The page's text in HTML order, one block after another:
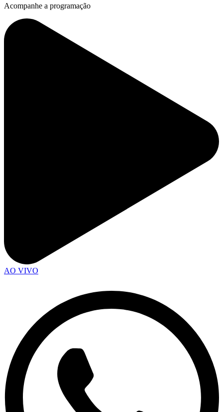
Acompanhe a programação
AO VIVO